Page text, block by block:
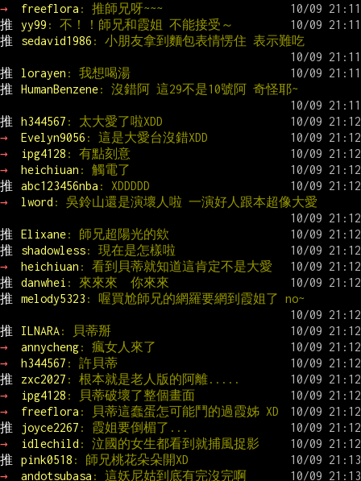
→
freeflora : 推師兄呀~~~
推
yy99 : 不！！師兄和霞姐 不能接受～
推
sedavid1986 : 小朋友拿到麵包表情愣住 表示難吃
推 lorayen : 我想喝湯
推
HumanBenzene: 沒錯阿 這29不是10號阿 奇怪耶~
推 h344567 : 太大愛了啦XDD
→
Evelyn9056 : 這是大愛台沒錯XDD
→
ipg4128 : 有點刻意
→
heichiuan : 觸電了
推
abc123456nba : XDDDDD
→
lword : 吳鈴山還是演壞人啦 一演好人跟本超像大愛
推 Elixane: 師兄超陽光的欸
推
shadowless: 現在是怎樣啦
→
heichiuan : 看到貝蒂就知道這肯定不是大愛
推
danwhei : 來來來  你來來
推
melody5323 : 喔買尬師兄的網羅要網到霞姐了 no~
推 ILNARA: 貝蒂掰
→
annycheng: 瘋女人來了
→
h344567 : 許貝蒂
推
zxc2027 : 根本就是老人版的阿離.....
→
ipg4128 : 貝蒂破壞了整個畫面
→
freeflora : 貝蒂這蠢蛋怎可能鬥的過霞姊 XD
推
joyce2267 : 霞姐要倒楣了...
→
idlechild : 泣國的女生都看到就捕風捉影
推
pink0518 : 師兄桃花朵朵開XD
→
andotsubasa : 這妖尼姑到底有完沒完啊